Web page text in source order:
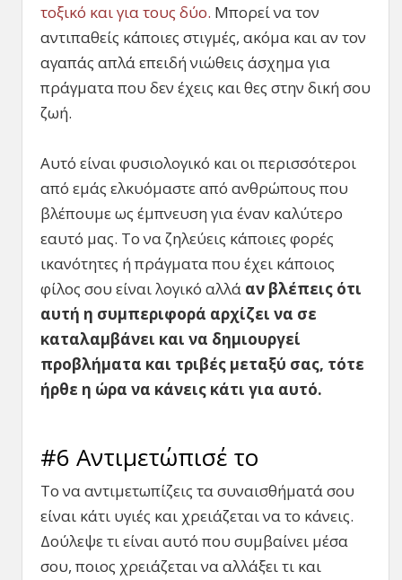
τοξικό και για τους δύο. Μπορεί να τον
αντιπαθείς κάποιες στιγμές, ακόμα και αν τον
αγαπάς απλά επειδή νιώθεις άσχημα για
πράγματα που δεν έχεις και θες στην δική σου
ζωή.
Αυτό είναι φυσιολογικό και οι περισσότεροι
από εμάς ελκυόμαστε από ανθρώπους που
βλέπουμε ως έμπνευση για έναν καλύτερο
εαυτό μας. Το να ζηλεύεις κάποιες φορές
ικανότητες ή πράγματα που έχει κάποιος
φίλος σου είναι λογικό αλλά αν βλέπεις ότι
αυτή η συμπεριφορά αρχίζει να σε
καταλαμβάνει και να δημιουργεί
προβλήματα και τριβές μεταξύ σας, τότε
ήρθε η ώρα να κάνεις κάτι για αυτό.
#6 Αντιμετώπισέ το
Το να αντιμετωπίζεις τα συναισθήματά σου
είναι κάτι υγιές και χρειάζεται να το κάνεις.
Δούλεψε τι είναι αυτό που συμβαίνει μέσα
σου, ποιος χρειάζεται να αλλάξει τι και